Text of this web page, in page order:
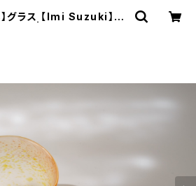
】グラス 【Imi Suzuki】Gl